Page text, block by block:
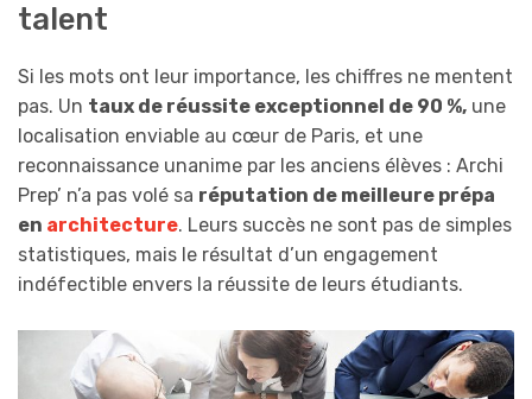
talent
Si les mots ont leur importance, les chiffres ne mentent
pas. Un taux de réussite exceptionnel de 90 %, une
localisation enviable au cœur de Paris, et une
reconnaissance unanime par les anciens élèves : Archi
Prep’ n’a pas volé sa réputation de meilleure prépa
en architecture. Leurs succès ne sont pas de simples
statistiques, mais le résultat d’un engagement
indéfectible envers la réussite de leurs étudiants.